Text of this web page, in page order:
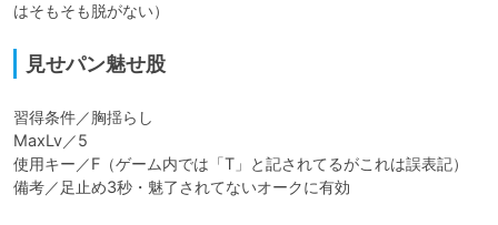
はそもそも脱がない）
見せパン魅せ股
習得条件／胸揺らし
MaxLv／5
使用キー／F（ゲーム内では「T」と記されてるがこれは誤表記）
備考／足止め3秒・魅了されてないオークに有効